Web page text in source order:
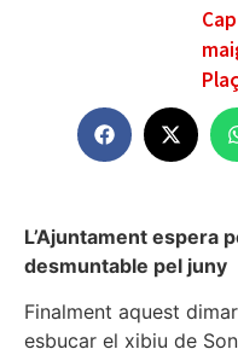
L’Ajuntament espera
desmuntable pel juny
Finalment aquest
esbucar el xibiu de